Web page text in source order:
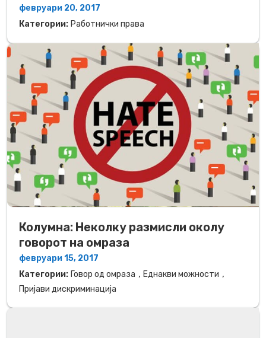
февруари 20, 2017
Категории: Работнички права
Колумна: Неколку размисли околу
говорот на омраза
февруари 15, 2017
Категории: Говор од омраза , Еднакви можности ,
Пријави дискриминација